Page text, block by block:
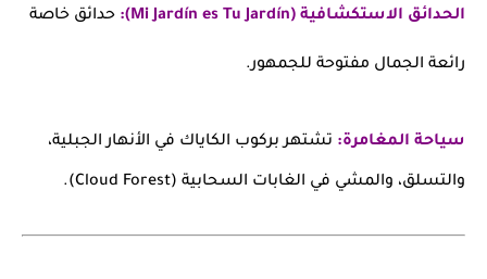
الحدائق الاستكشافية (Mi Jardín es Tu Jardín): حدائق خاصة
رائعة الجمال مفتوحة للجمهور.
سياحة المغامرة: تشتهر بركوب الكاياك في الأنهار الجبلية،
والتسلق، والمشي في الغابات السحابية (Cloud Forest).